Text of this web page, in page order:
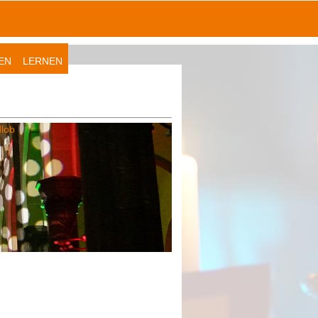
LERNEN